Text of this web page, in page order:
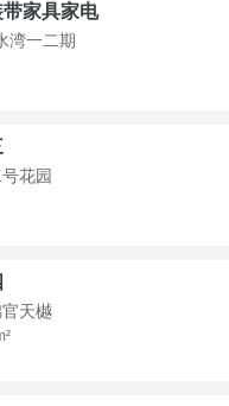
家具家电
湾一二期
花园
天樾